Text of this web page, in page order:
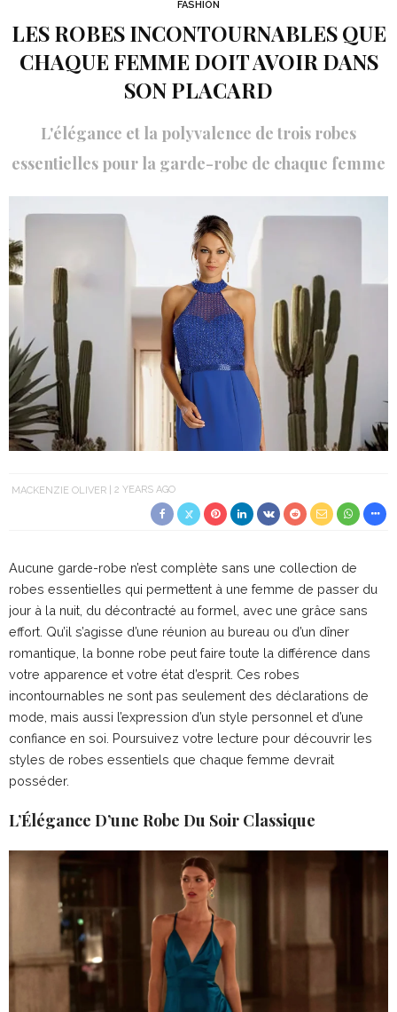
FASHION
LES ROBES INCONTOURNABLES QUE
CHAQUE FEMME DOIT AVOIR DANS
SON PLACARD
L'élégance et la polyvalence de trois robes
essentielles pour la garde-robe de chaque femme
MACKENZIE OLIVER 2 YEARS AGO
Aucune garde-robe n’est complète sans une collection de
robes essentielles qui permettent à une femme de passer du
jour à la nuit, du décontracté au formel, avec une grâce sans
effort. Qu’il s’agisse d’une réunion au bureau ou d’un dîner
romantique, la bonne robe peut faire toute la différence dans
votre apparence et votre état d’esprit. Ces robes
incontournables ne sont pas seulement des déclarations de
mode, mais aussi l’expression d’un style personnel et d’une
confiance en soi. Poursuivez votre lecture pour découvrir les
styles de robes essentiels que chaque femme devrait
posséder.
L’Élégance D’une Robe Du Soir Classique